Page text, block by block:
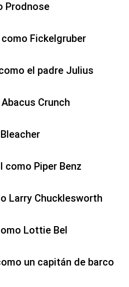
Prodnose
Fickelgruber
el padre Julius
Crunch
como Piper Benz
Larry Chucklesworth
Lottie Bel
un capitán de barco